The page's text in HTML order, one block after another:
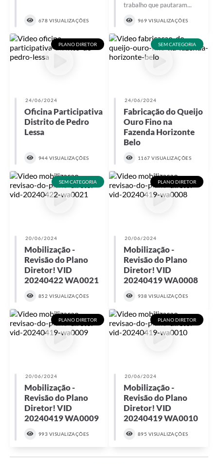
678 VISUALIZAÇÕES
trabalho que pautaram...
969 VISUALIZAÇÕES
PLANO DIRETOR
24/06/2024
Oficina Participativa
Distrito de Pedro
Lessa
944 VISUALIZAÇÕES
SEM CATEGORIA
24/06/2024
Fabricação do Queijo
Ouro Fino na
Fazenda Horizonte
Belo
1167 VISUALIZAÇÕES
SEM CATEGORIA
20/06/2024
Mobilização -
Revisão do Plano
Diretor! VID
20240422 WA0021
852 VISUALIZAÇÕES
PLANO DIRETOR
20/06/2024
Mobilização -
Revisão do Plano
Diretor! VID
20240419 WA0008
938 VISUALIZAÇÕES
PLANO DIRETOR
20/06/2024
Mobilização -
Revisão do Plano
Diretor! VID
20240419 WA0009
993 VISUALIZAÇÕES
PLANO DIRETOR
20/06/2024
Mobilização -
Revisão do Plano
Diretor! VID
20240419 WA0010
895 VISUALIZAÇÕES